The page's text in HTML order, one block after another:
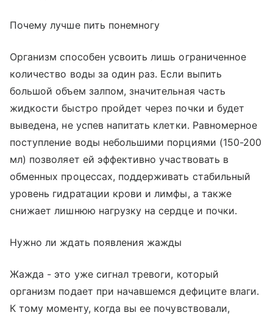
Почему лучше пить понемногу
Организм способен усвоить лишь ограниченное
количество воды за один раз. Если выпить
большой объем залпом, значительная часть
жидкости быстро пройдет через почки и будет
выведена, не успев напитать клетки. Равномерное
поступление воды небольшими порциями (150-200
мл) позволяет ей эффективно участвовать в
обменных процессах, поддерживать стабильный
уровень гидратации крови и лимфы, а также
снижает лишнюю нагрузку на сердце и почки.
Нужно ли ждать появления жажды
Жажда - это уже сигнал тревоги, который
организм подает при начавшемся дефиците влаги.
К тому моменту, когда вы ее почувствовали,